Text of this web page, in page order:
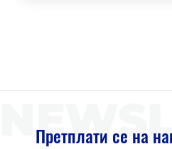
Претплати се на